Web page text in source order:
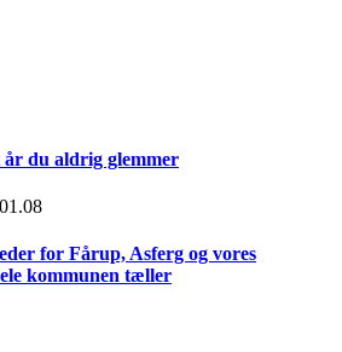
du aldrig glemmer
01.08
for Fårup, Asferg og vores
kommunen tæller